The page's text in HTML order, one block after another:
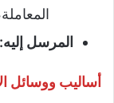
المرسل إليه:
أساليب ووسائل